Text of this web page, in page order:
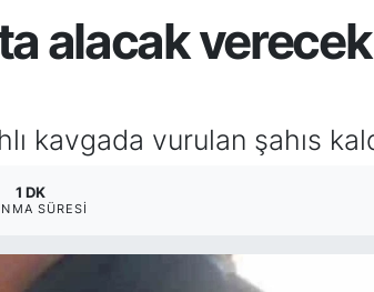
alacak
kavgada vurulan şahıs
1 DK
SÜRESI